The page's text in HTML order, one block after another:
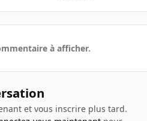
à afficher.
et vous inscrire plus tard.